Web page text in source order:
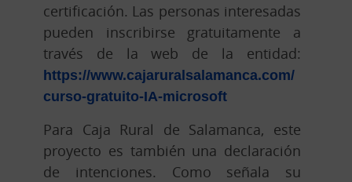
certificación. Las personas interesadas
pueden inscribirse gratuitamente a
través de la web de la entidad:
https://www.cajaruralsalamanca.com/
curso-gratuito-IA-microsoft
Para Caja Rural de Salamanca, este
proyecto es también una declaración
de intenciones. Como señala su